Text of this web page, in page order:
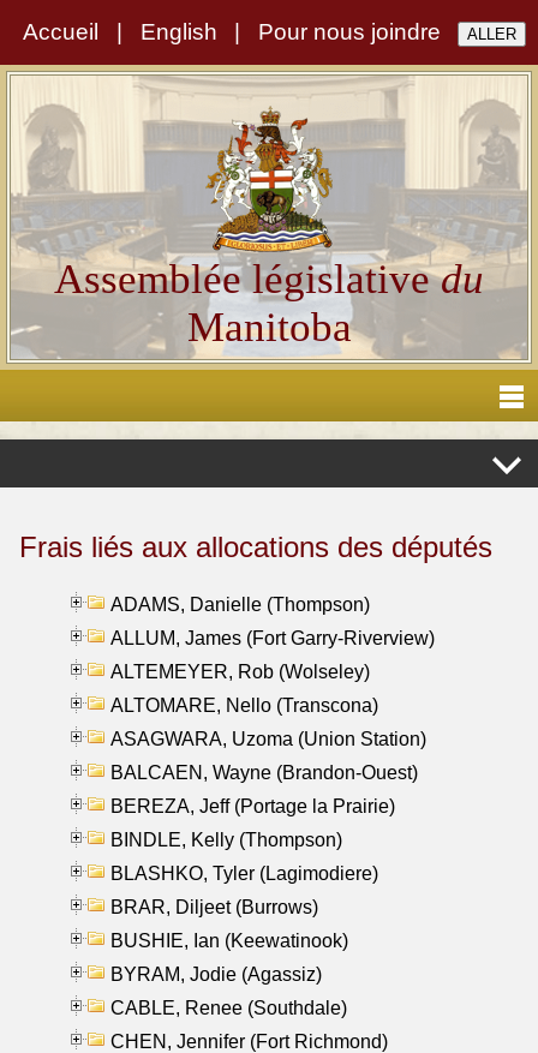
Accueil English Pour nous joindre
Assemblée législativedu
Manitoba
Frais liés aux allocations des députés
ADAMS, Danielle (Thompson)
ALLUM, James (Fort Garry-Riverview)
ALTEMEYER, Rob (Wolseley)
ALTOMARE, Nello (Transcona)
ASAGWARA, Uzoma (Union Station)
BALCAEN, Wayne (Brandon-Ouest)
BEREZA, Jeff (Portage la Prairie)
BINDLE, Kelly (Thompson)
BLASHKO, Tyler (Lagimodiere)
BRAR, Diljeet (Burrows)
BUSHIE, Ian (Keewatinook)
BYRAM, Jodie (Agassiz)
CABLE, Renee (Southdale)
CHEN, Jennifer (Fort Richmond)